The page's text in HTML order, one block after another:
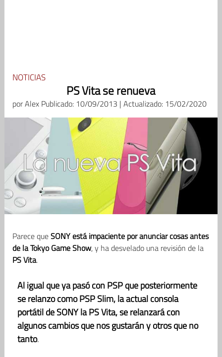
NOTICIAS
PS Vita se renueva
porAlex Publicado: 10/09/2013 | Actualizado: 15/02/2020
Parece queSONY está impaciente por anunciar cosas antes
de la Tokyo Game Show, y ha desvelado una revisión de la
PS Vita.
Al igual que ya pasó con PSP que posteriormente
se relanzo como PSP Slim, la actual consola
portátil de SONY la PS Vita, se relanzará con
algunos cambios que nos gustarán y otros que no
tanto.